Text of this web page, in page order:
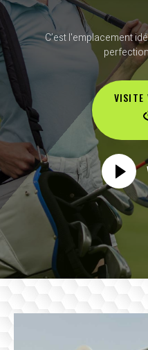
C’est l'emplacement
VISITE